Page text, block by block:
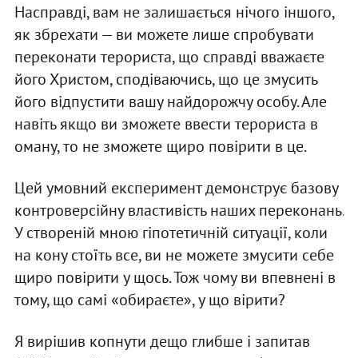
Насправді, вам не залишається нічого іншого,
як збрехати — ви можете лише спробувати
переконати терориста, що справді вважаєте
його Христом, сподіваючись, що це змусить
його відпустити вашу найдорожчу особу. Але
навіть якщо ви зможете ввести терориста в
оману, то не зможете щиро повірити в це.
Цей умовний експеримент демонструє базову
контроверсійну властивість наших переконань.
У створеній мною гіпотетичній ситуації, коли
на кону стоїть все, ви не можете змусити себе
щиро повірити у щось. Тож чому ви впевнені в
тому, що самі «обираєте», у що вірити?
Я вирішив копнути дещо глибше і запитав